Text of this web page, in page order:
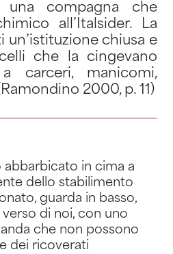
una compagna che
all’Italsider. La
un’istituzione chiusa e
che la cingevano
a carceri, manicomi,
2000, p. 11)
in cima a
dello stabilimento
guarda in basso,
di noi, con uno
che non possono
dei ricoverati